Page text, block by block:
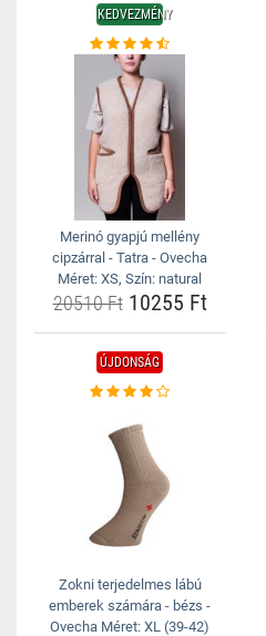
KEDVEZMÉNY
Merinó gyapjú mellény
cipzárral - Tatra - Ovecha
Méret: XS, Szín: natural
20510 Ft10255 Ft
ÚJDONSÁG
Zokni terjedelmes lábú
emberek számára - bézs -
Ovecha Méret: XL (39-42)